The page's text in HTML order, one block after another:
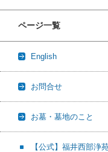
ページ一覧
English
お問合せ
お墓・墓地のこと
【公式】福井西部浄